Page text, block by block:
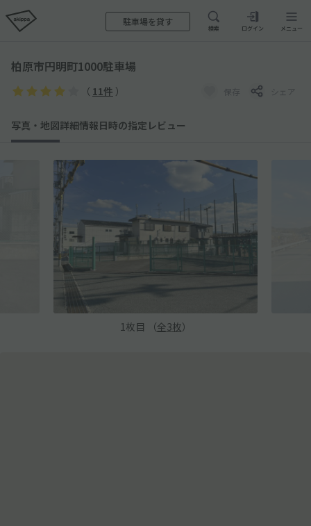
駐車場を貸す
検索 ログイン メニュー
柏原市円明町1000駐車場
（ 11件 ） 保存 シェア
写真・地図詳細情報日時の指定 レビュー
1 枚目 （全3枚）